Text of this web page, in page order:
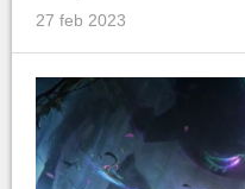
27 feb 2023